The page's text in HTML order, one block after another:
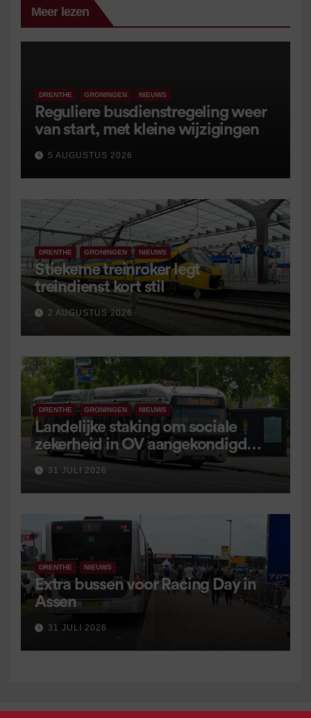
Meer lezen
DRENTHE GRONINGEN NIEUWS
Reguliere busdienstregeling weer
van start, met kleine wijzigingen
5 AUGUSTUS 2026
DRENTHE GRONINGEN NIEUWS
Stiekeme treinroker legt
treindienst kort stil
2 AUGUSTUS 2026
DRENTHE GRONINGEN NIEUWS
Landelijke staking om sociale
zekerheid in OV aangekondigd
voor 9 september
31 JULI 2026
DRENTHE NIEUWS
Extra bussen voor Racing Day in
Assen
31 JULI 2026